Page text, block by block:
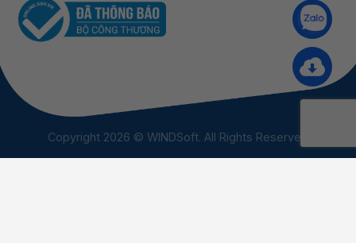
Copyright 2026 © WINDSoft. All Rights Reserved